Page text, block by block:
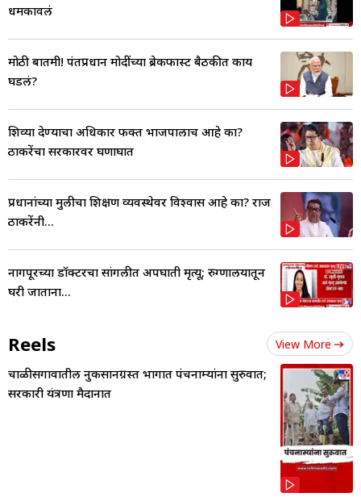
धमकावलं
मोठी बातमी! पंतप्रधान मोदींच्या ब्रेकफास्ट बैठकीत काय
घडलं?
शिव्या देण्याचा अधिकार फक्त भाजपालाच आहे का?
ठाकरेंचा सरकारवर घणाघात
प्रधानांच्या मुलीचा शिक्षण व्यवस्थेवर विश्वास आहे का? राज
ठाकरेंनी...
नागपूरच्या डॉक्टरचा सांगलीत अपघाती मृत्यू; रुग्णालयातून
घरी जाताना...
Reels View More
चाळीसगावातील नुकसानग्रस्त भागात पंचनाम्यांना सुरुवात;
सरकारी यंत्रणा मैदानात